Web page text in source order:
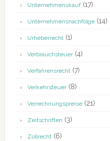
Unternehmenskauf(17)
Unternehmensnachfolge(14)
Urheberrecht(1)
Verbrauchsteuer(4)
Verfahrensrecht(7)
Verkehrsteuer(8)
Verrechnungspreise(21)
Zeitschriften (3)
Zollrecht(6)